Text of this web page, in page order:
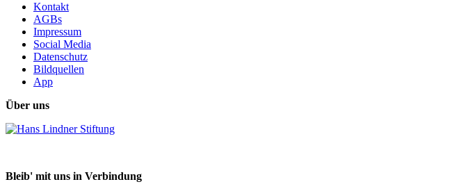
Kontakt
AGBs
Impressum
Social Media
Datenschutz
Bildquellen
App
Über uns
Bleib' mit uns in Verbindung